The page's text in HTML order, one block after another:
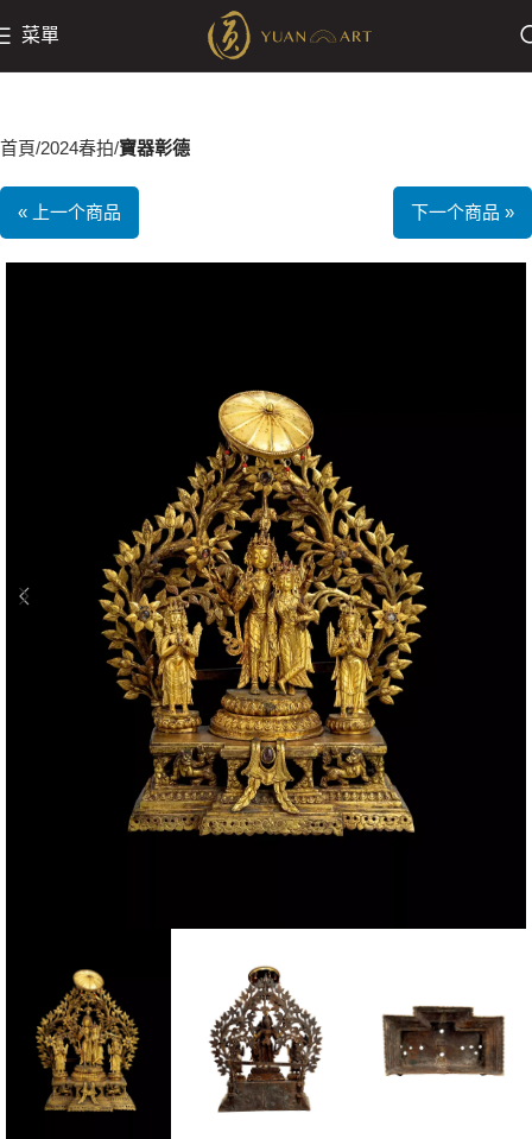
菜單
首頁 2024春拍 寶器彰德
« 上一个商品 下一个商品 »